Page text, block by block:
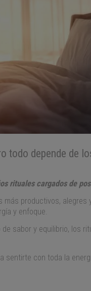
todo depende de
rituales cargados de
productivos,
y enfoque.
sabor y equilibrio, los
con toda la